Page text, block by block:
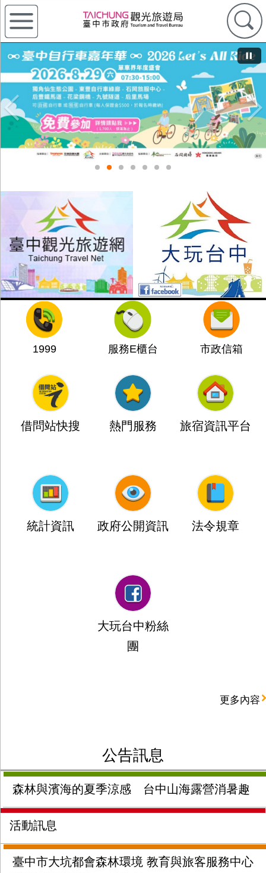
Previous
1999 服務E櫃台 市政信箱
借問站快搜 熱門服務 旅宿資訊平台
統計資訊 政府公開資訊 法令規章
大玩台中粉絲
團
更多內容
公告訊息
森林與濱海的夏季涼感 台中山海露營消暑趣
活動訊息
臺中市大坑都會森林環境 教育與旅客服務中心